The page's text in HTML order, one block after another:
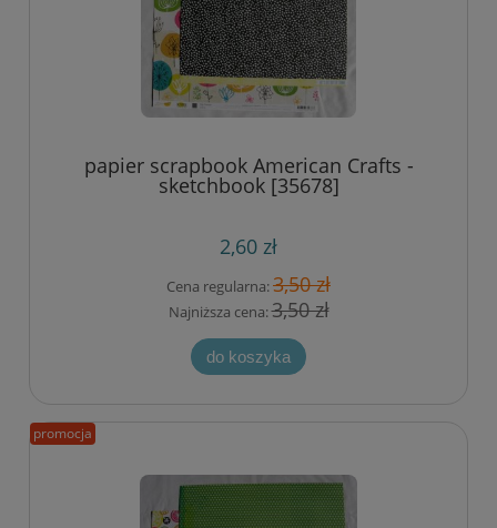
papier scrapbook American Crafts -
sketchbook [35678]
2,60 zł
Cena regularna:3,50 zł
Najniższa cena:3,50 zł
do koszyka
promocja